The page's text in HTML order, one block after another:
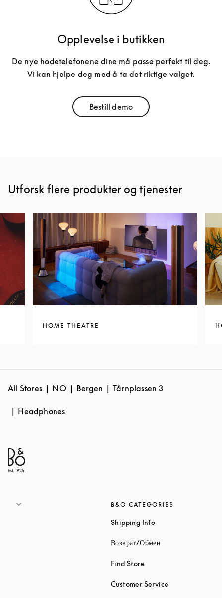
Opplevelse i butikken
De nye hodetelefonene dine må passe perfekt til deg.
Vi kan hjelpe deg med å ta det riktige valget.
Bestill demoLink Opens in New Tab
Utforsk flere produkter og tjenester
HOME THEATRE
All Stores NO Bergen Tårnplassen 3
Headphones
B&O CATEGORIES
Shipping InfoLink Opens in New
Возврат/Обмен
Find Store
Customer Service